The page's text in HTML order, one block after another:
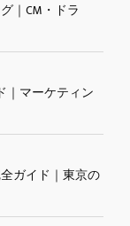
｜CM・ドラ
｜マーケティン
ガイド｜東京の